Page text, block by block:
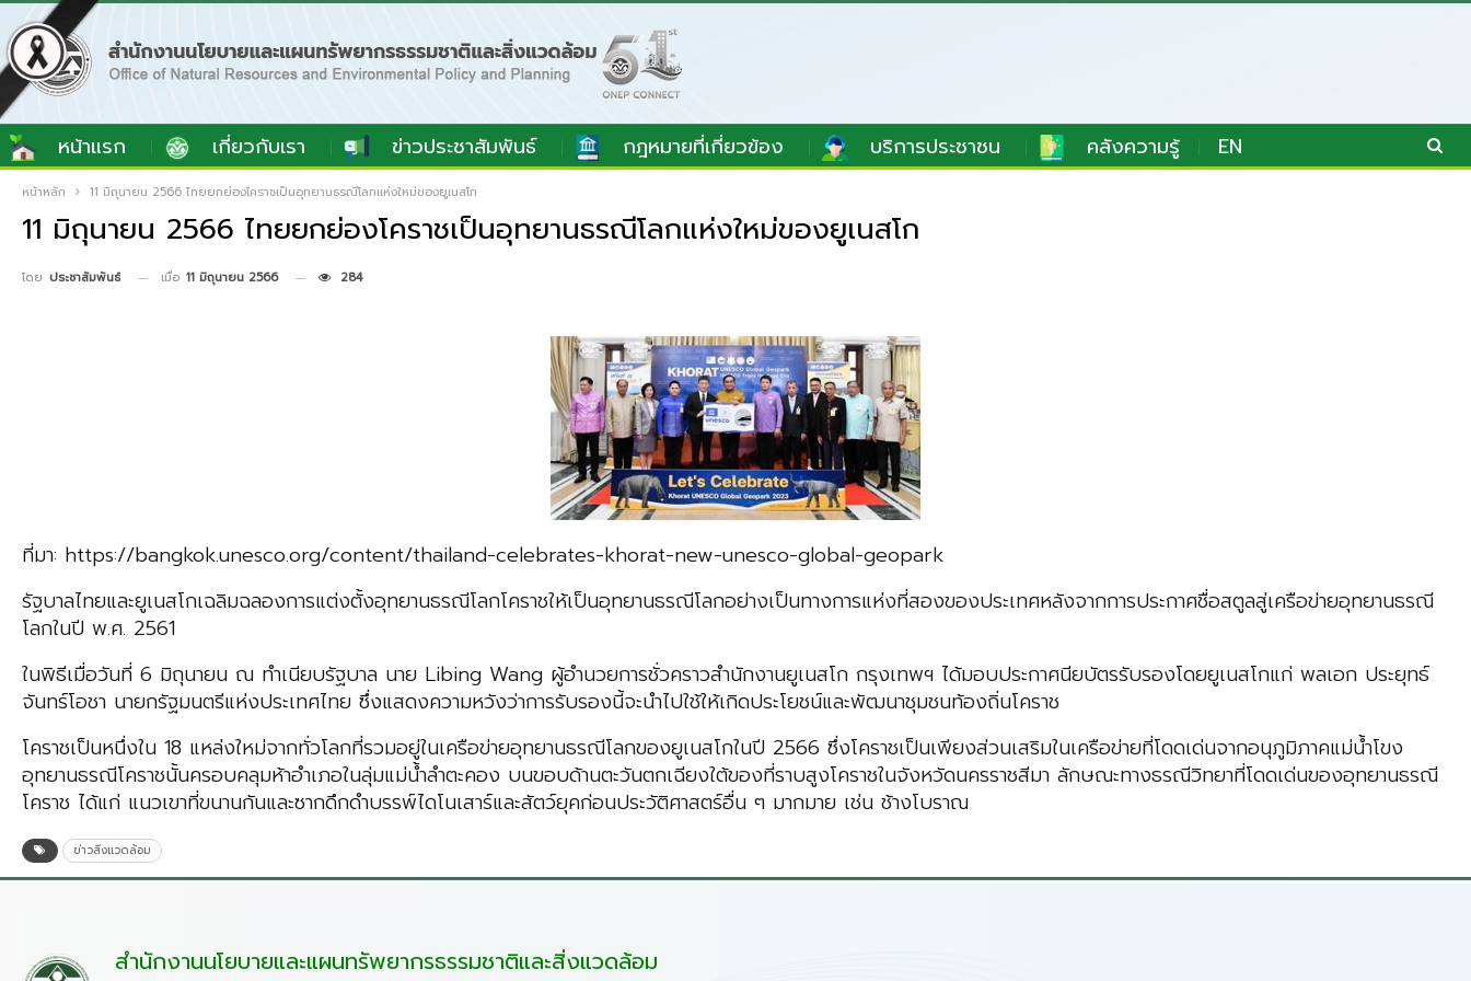
หน้าแรก เกี่ยวกับเรา ข่าวประชาสัมพันธ์ กฎหมายที่เกี่ยวข้อง บริการประชาชน คลังความรู้ EN
หน้าหลัก 11 มิถุนายน 2566 ไทยยกย่องโคราชเป็นอุทยานธรณีโลกแห่งใหม่ของยูเนสโก
11 มิถุนายน 2566 ไทยยกย่องโคราชเป็นอุทยานธรณีโลกแห่งใหม่ของยูเนสโก
โดย ประชาสัมพันธ์ เมื่อ 11 มิถุนายน 2566 284
ที่มา: https://bangkok.unesco.org/content/thailand-celebrates-khorat-new-unesco-global-geopark
รัฐบาลไทยและยูเนสโกเฉลิมฉลองการแต่งตั้งอุทยานธรณีโลกโคราชให้เป็นอุทยานธรณีโลกอย่างเป็นทางการแห่งที่สองของประเทศหลังจากการประกาศชื่อสตูลสู่เครือข่ายอุทยานธรณี
โลกในปี พ.ศ. 2561
ในพิธีเมื่อวันที่ 6 มิถุนายน ณ ทำเนียบรัฐบาล นาย Libing Wang ผู้อำนวยการชั่วคราวสำนักงานยูเนสโก กรุงเทพฯ ได้มอบประกาศนียบัตรรับรองโดยยูเนสโกแก่ พลเอก ประยุทธ์
จันทร์โอชา นายกรัฐมนตรีแห่งประเทศไทย ซึ่งแสดงความหวังว่าการรับรองนี้จะนำไปใช้ให้เกิดประโยชน์และพัฒนาชุมชนท้องถิ่นโคราช
โคราชเป็นหนึ่งใน 18 แหล่งใหม่จากทั่วโลกที่รวมอยู่ในเครือข่ายอุทยานธรณีโลกของยูเนสโกในปี 2566 ซึ่งโคราชเป็นเพียงส่วนเสริมในเครือข่ายที่โดดเด่นจากอนุภูมิภาคแม่น้ำโขง
อุทยานธรณีโคราชนั้นครอบคลุมห้าอำเภอในลุ่มแม่น้ำลำตะคอง บนขอบด้านตะวันตกเฉียงใต้ของที่ราบสูงโคราชในจังหวัดนครราชสีมา ลักษณะทางธรณีวิทยาที่โดดเด่นของอุทยานธรณี
โคราช ได้แก่ แนวเขาที่ขนานกันและซากดึกดำบรรพ์ไดโนเสาร์และสัตว์ยุคก่อนประวัติศาสตร์อื่น ๆ มากมาย เช่น ช้างโบราณ
ข่าวสิ่งแวดล้อม
สำนักงานนโยบายและแผนทรัพยากรธรรมชาติและสิ่งแวดล้อม